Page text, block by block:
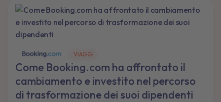
VIAGGI
Come Booking.com ha affrontato il
cambiamento e investito nel percorso
di trasformazione dei suoi dipendenti